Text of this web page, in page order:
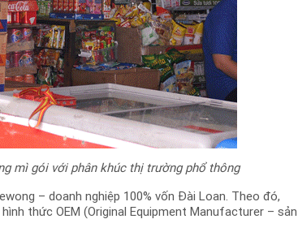
mì gói với phân khúc thị trường phổ thông
– doanh nghiệp 100% vốn Đài Loan. Theo đó,
thức OEM (Original Equipment Manufacturer – sản